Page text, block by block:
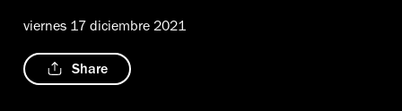
viernes 17 diciembre 2021
Share